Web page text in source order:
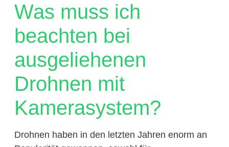
Was muss ich
beachten bei
ausgeliehenen
Drohnen mit
Kamerasystem?
Drohnen haben in den letzten Jahren enorm an